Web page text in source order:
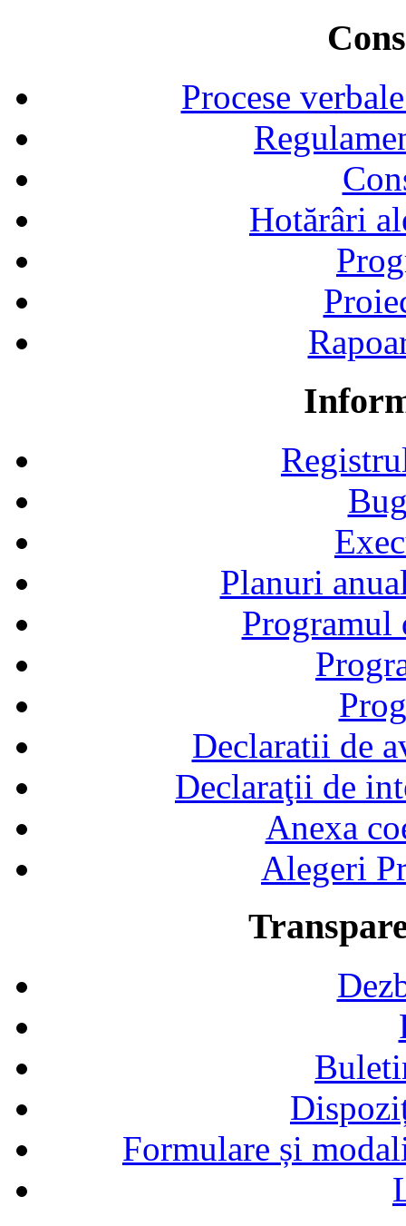
Procese
Hotărâri
Planuri
Declaratii de
Declaraţii de
Anexa
Alegeri
Formulare și